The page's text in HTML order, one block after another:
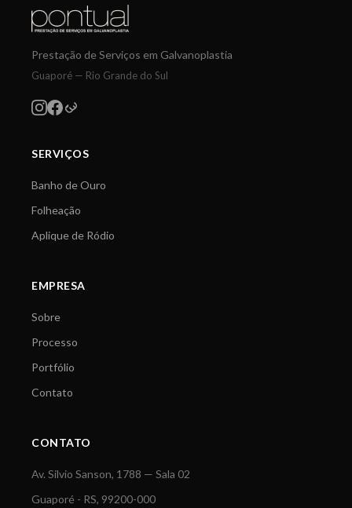
Prestação de Serviços em Galvanoplastia
Guaporé — Rio Grande do Sul
SERVIÇOS
Banho de Ouro
Folheação
Aplique de Ródio
EMPRESA
Sobre
Processo
Portfólio
Contato
CONTATO
Av. Silvio Sanson, 1788 — Sala 02
Guaporé - RS, 99200-000